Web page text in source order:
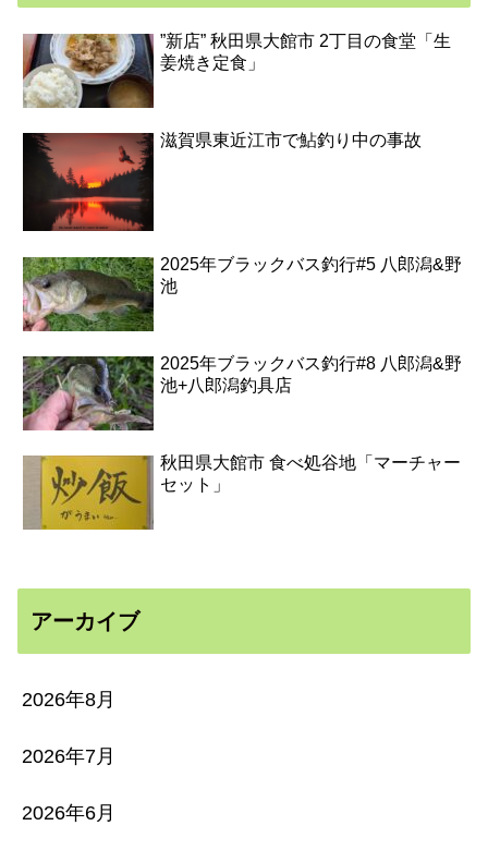
”新店” 秋田県大館市 2丁目の食堂「生
姜焼き定食」
滋賀県東近江市で鮎釣り中の事故
2025年ブラックバス釣行#5 八郎潟&野
池
2025年ブラックバス釣行#8 八郎潟&野
池+八郎潟釣具店
秋田県大館市 食べ処谷地「マーチャー
セット」
アーカイブ
2026年8月
2026年7月
2026年6月